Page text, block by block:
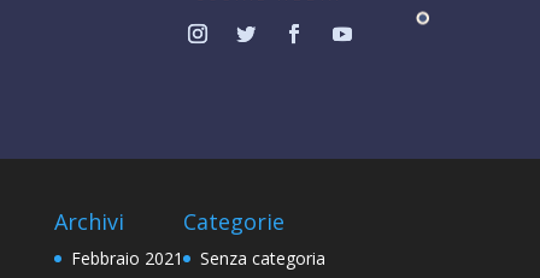
Archivi
Febbraio 2021
Categorie
Senza categoria